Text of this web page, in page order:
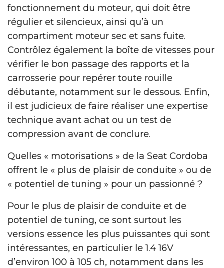
fonctionnement du moteur, qui doit être
régulier et silencieux, ainsi qu’à un
compartiment moteur sec et sans fuite.
Contrôlez également la boîte de vitesses pour
vérifier le bon passage des rapports et la
carrosserie pour repérer toute rouille
débutante, notamment sur le dessous. Enfin,
il est judicieux de faire réaliser une expertise
technique avant achat ou un test de
compression avant de conclure.
Quelles « motorisations » de la Seat Cordoba
offrent le « plus de plaisir de conduite » ou de
« potentiel de tuning » pour un passionné ?
Pour le plus de plaisir de conduite et de
potentiel de tuning, ce sont surtout les
versions essence les plus puissantes qui sont
intéressantes, en particulier le 1.4 16V
d’environ 100 à 105 ch, notamment dans les